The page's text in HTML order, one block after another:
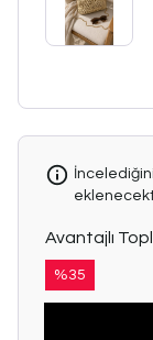
Avantajlı
%35